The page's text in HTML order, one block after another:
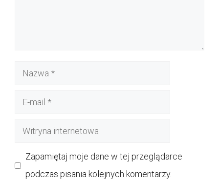
Nazwa
Witryna
Zapamiętaj moje dane w tej przeglądarce
podczas pisania kolejnych komentarzy.